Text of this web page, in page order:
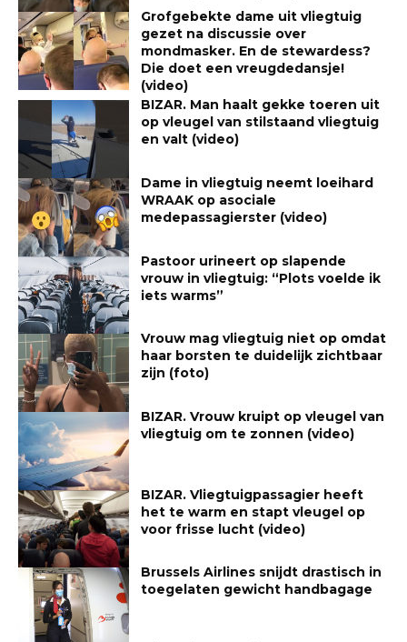
Grofgebekte dame uit vliegtuig
gezet na discussie over
mondmasker. En de stewardess?
Die doet een vreugdedansje!
(video)
BIZAR. Man haalt gekke toeren uit
op vleugel van stilstaand vliegtuig
en valt (video)
Dame in vliegtuig neemt loeihard
WRAAK op asociale
medepassagierster (video)
Pastoor urineert op slapende
vrouw in vliegtuig: “Plots voelde ik
iets warms”
Vrouw mag vliegtuig niet op omdat
haar borsten te duidelijk zichtbaar
zijn (foto)
BIZAR. Vrouw kruipt op vleugel van
vliegtuig om te zonnen (video)
BIZAR. Vliegtuigpassagier heeft
het te warm en stapt vleugel op
voor frisse lucht (video)
Brussels Airlines snijdt drastisch in
toegelaten gewicht handbagage